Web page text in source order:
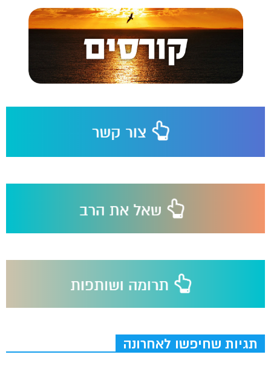
תגיות שחיפשו לאחרונה